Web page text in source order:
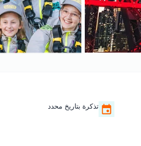
تذكرة بتاريخ محدد